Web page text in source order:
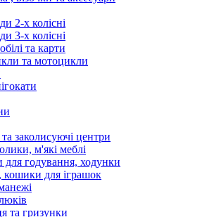
2-х колісні
3-х колісні
та карти
та мотоцикли
заколисуючі центри
м'які меблі
для годування, ходунки
для іграшок
та гризунки